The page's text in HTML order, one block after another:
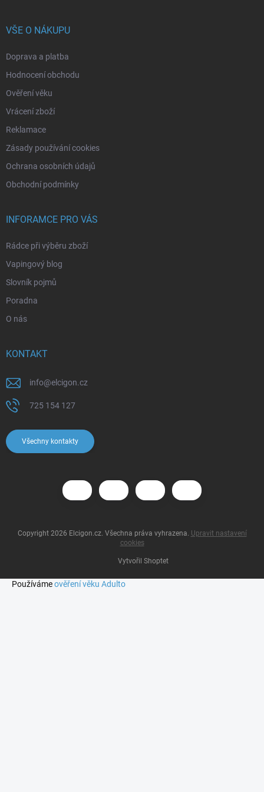
VŠE O NÁKUPU
Doprava a platba
Hodnocení obchodu
Ověření věku
Vrácení zboží
Reklamace
Zásady používání cookies
Ochrana osobních údajů
Obchodní podmínky
INFORAMCE PRO VÁS
Rádce při výběru zboží
Vapingový blog
Slovník pojmů
Poradna
O nás
KONTAKT
info@elcigon.cz
725 154 127
Všechny kontakty
Vytvořil Shoptet
Copyright 2026 Elcigon.cz. Všechna práva vyhrazena. Upravit nastavení
cookies
Používámeověření věku Adulto